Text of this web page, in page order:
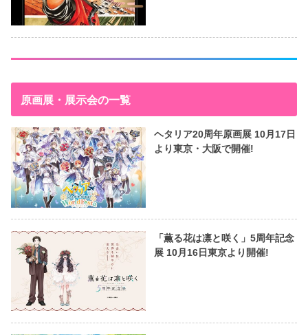
原画展・展示会の一覧
ヘタリア20周年原画展 10月17日
より東京・大阪で開催!
「薫る花は凛と咲く」5周年記念
展 10月16日東京より開催!